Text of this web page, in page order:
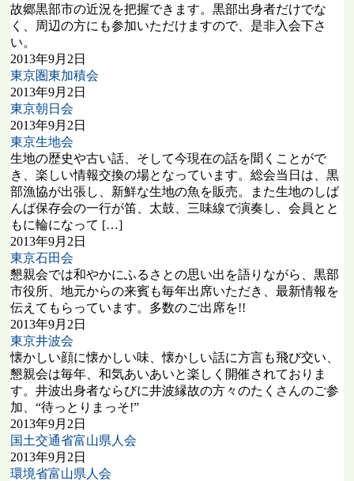
故郷黒部市の近況を把握できます。黒部出身者だけでな
く、周辺の方にも参加いただけますので、是非入会下さ
い。
2013年9月2日
東京圏東加積会
2013年9月2日
東京朝日会
2013年9月2日
東京生地会
生地の歴史や古い話、そして今現在の話を聞くことがで
き、楽しい情報交換の場となっています。総会当日は、黒
部漁協が出張し、新鮮な生地の魚を販売。また生地のしば
んば保存会の一行が笛、太鼓、三味線で演奏し、会員とと
もに輪になって […]
2013年9月2日
東京石田会
懇親会では和やかにふるさとの思い出を語りながら、黒部
市役所、地元からの来賓も毎年出席いただき、最新情報を
伝えてもらっています。多数のご出席を!!
2013年9月2日
東京井波会
懐かしい顔に懐かしい味、懐かしい話に方言も飛び交い、
懇親会は毎年、和気あいあいと楽しく開催されておりま
す。井波出身者ならびに井波縁故の方々のたくさんのご参
加、“待っとりまっそ!”
2013年9月2日
国土交通省富山県人会
2013年9月2日
環境省富山県人会